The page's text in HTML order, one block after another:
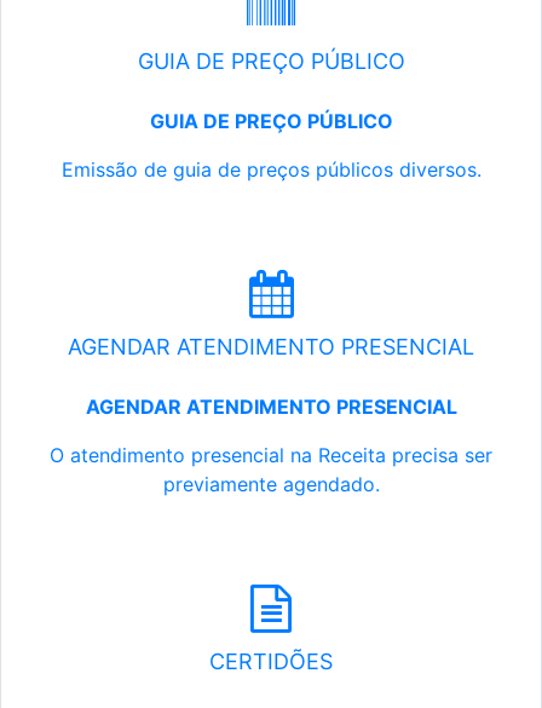
GUIA DE PREÇO PÚBLICO
GUIA DE PREÇO PÚBLICO
Emissão de guia de preços públicos diversos.
AGENDAR ATENDIMENTO PRESENCIAL
AGENDAR ATENDIMENTO PRESENCIAL
O atendimento presencial na Receita precisa ser
previamente agendado.
CERTIDÕES